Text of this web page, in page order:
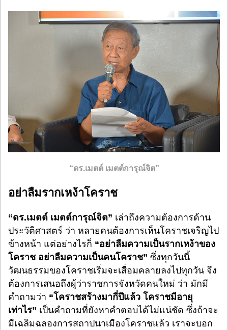
“ดร.เมตต์ เมตต์การุณ์จิต”
อย่าลืมรากเหง้าโคราช
“ดร.เมตต์ เมตต์การุณ์จิต” เล่าถึงความต้องการด้าน
ประวัติศาสตร์ ว่า หลายคนต้องการเห็นโคราชเจริญไป
ข้างหน้า แต่อย่างไรก็ “อย่าลืมความเป็นรากเหง้าของ
โคราช อย่าลืมความเป็นคนโคราช” ซึ่งทุกวันนี้
วัฒนธรรมของโคราชเริ่มจะเสื่อมคลายลงไปทุกวัน จึง
ต้องการเสนอถึงผู้ว่าราชการจังหวัดคนใหม่ ว่า มักมี
คำถามว่า “โคราชสร้างมากี่ปีแล้ว โคราชมีอายุ
เท่าไร” เป็นคำถามที่ยังหาคำตอบได้ไม่แน่ชัด ซึ่งถ้าจะ
มีเฉลิมฉลองการสถาปนาเมืองโคราชแล้ว เราจะบอก